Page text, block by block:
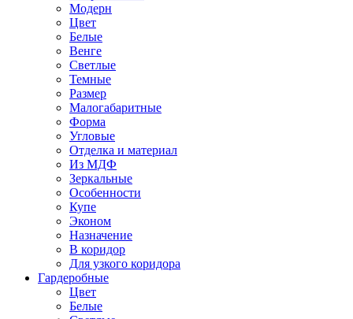
Модерн
Цвет
Белые
Венге
Светлые
Темные
Размер
Малогабаритные
Форма
Угловые
Отделка и материал
Из МДФ
Зеркальные
Особенности
Купе
Эконом
Назначение
В коридор
Для узкого коридора
Гардеробные
Цвет
Белые